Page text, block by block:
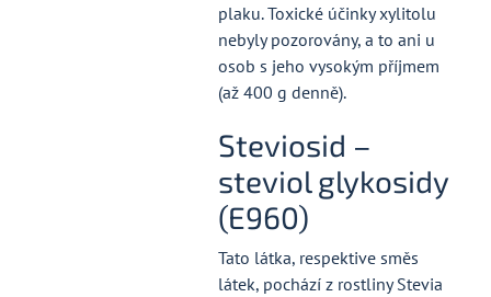
plaku. Toxické účinky xylitolu
nebyly pozorovány, a to ani u
osob s jeho vysokým příjmem
(až 400 g denně).
Steviosid –
steviol glykosidy
(E960)
Tato látka, respektive směs
látek, pochází z rostliny Stevia